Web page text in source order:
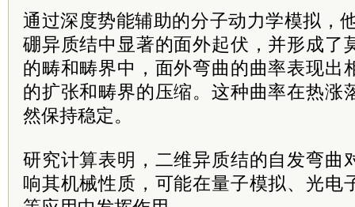
通过深度势能辅助的分子动力学模拟，
硼异质结中显著的面外起伏，并形成了
的畴和畴界中，面外弯曲的曲率表现出
的扩张和畴界的压缩。这种曲率在热涨
然保持稳定。
研究计算表明，二维异质结的自发弯曲
响其机械性质，可能在量子模拟、光电